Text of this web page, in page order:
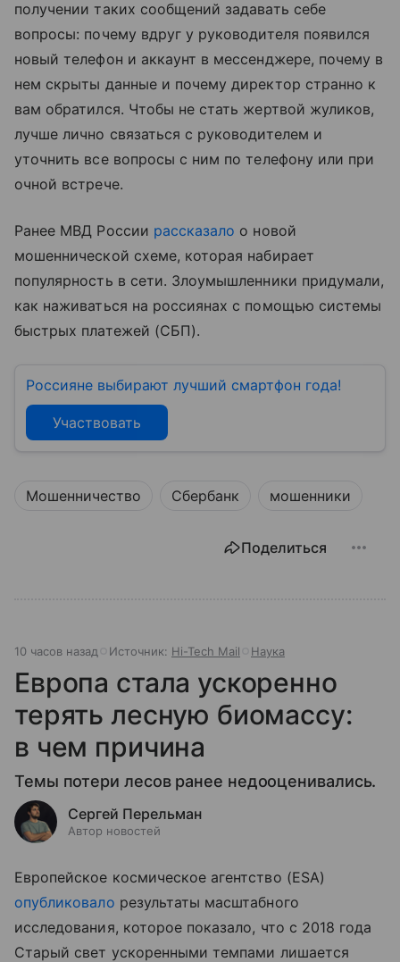
получении таких сообщений задавать себе
вопросы: почему вдруг у руководителя появился
новый телефон и аккаунт в мессенджере, почему в
нем скрыты данные и почему директор странно к
вам обратился. Чтобы не стать жертвой жуликов,
лучше лично связаться с руководителем и
уточнить все вопросы с ним по телефону или при
очной встрече.
Ранее МВД России рассказало о новой
мошеннической схеме, которая набирает
популярность в сети. Злоумышленники придумали,
как наживаться на россиянах с помощью системы
быстрых платежей (СБП).
Россияне выбирают лучший смартфон года!
Участвовать
Мошенничество Сбербанк мошенники
Поделиться
10 часов назад Источник: Hi-Tech Mail Наука
Европа стала ускоренно
терять лесную биомассу:
в чем причина
Темы потери лесов ранее недооценивались.
Сергей Перельман
Автор новостей
Европейское космическое агентство (ESA)
опубликовало результаты масштабного
исследования, которое показало, что с 2018 года
Старый свет ускоренными темпами лишается